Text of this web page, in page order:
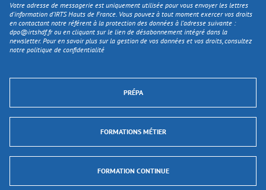
Votre adresse de messagerie est uniquement utilisée pour vous envoyer les lettres
d'information d’IRTS Hauts de France. Vous pouvez à tout moment exercer vos droits
en contactant notre référent à la protection des données à l’adresse suivante :
dpo@irtshdf.frou en cliquant sur le lien de désabonnement intégré dans la
newsletter. Pour en savoir plus sur la gestion de vos données et vos droits, consultez
notre politique de confidentialité
PRÉPA
FORMATIONS MÉTIER
FORMATION CONTINUE